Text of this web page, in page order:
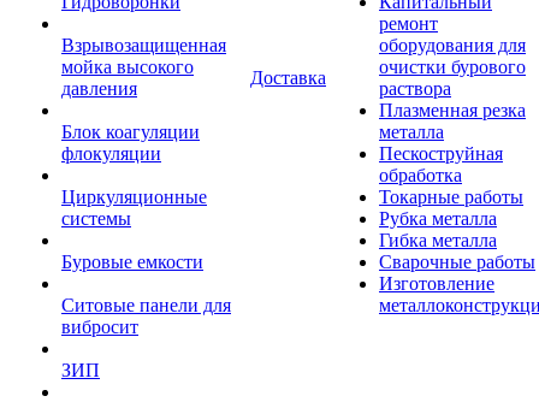
Взрывозащищенная
мойка высокого
давления
Блок коагуляции
флокуляции
Циркуляционные
системы
Буровые емкости
Ситовые панели для
вибросит
ЗИП
Доставка
ремонт
оборудования для
очистки бурового
раствора
Плазменная резка
металла
Пескоструйная
обработка
Токарные работы
Рубка металла
Гибка металла
Сварочные работы
Изготовление